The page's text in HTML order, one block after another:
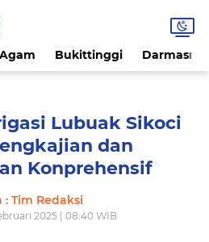
Agam Bukittinggi
Lubuak Sikoci
dan
Konprehensif
: Tim Redaksi
2025 | 08:40 WIB